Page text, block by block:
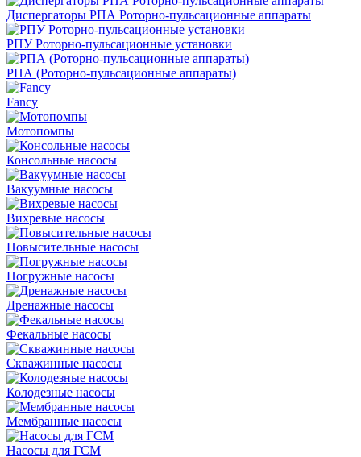
Диспергаторы РПА Роторно-пульсационные аппараты
РПУ Роторно-пульсационные установки
РПА (Роторно-пульсационные аппараты)
Fancy
Мотопомпы
Консольные насосы
Вакуумные насосы
Вихревые насосы
Повысительные насосы
Погружные насосы
Дренажные насосы
Фекальные насосы
Скважинные насосы
Колодезные насосы
Мембранные насосы
Насосы для ГСМ